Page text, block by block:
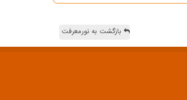
بازگشت به نورمعرفت